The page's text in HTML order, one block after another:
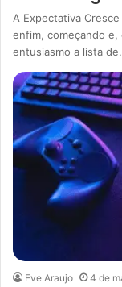
A Expectativa
enfim, começando
entusiasmo a lista
Eve Araujo 4 de